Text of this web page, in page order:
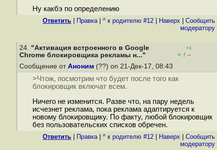
Ну какбэ по определению
Ответить Правка| ^ к родителю #12 Наверх
Cообщить
модератору
24. "Активация встроенного в Google
Chrome блокировщика рекламы н..."
+1
+ / –
Сообщение от Аноним (??) on 21-Дек-17, 08:43
>Чтож, посмотрим что будет после того как
блокировщик включат всем.
Ничего не изменится. Разве что, на пару недель
исчезнет реклама, пока реклама адаптируется к
новому блокировщику. По факту, любой блокировщик
без пользовательских списков обречен.
Ответить Правка| ^ к родителю #12 Наверх
Cообщить
модератору